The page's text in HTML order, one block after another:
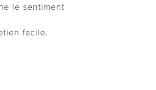
le sentiment
facile.